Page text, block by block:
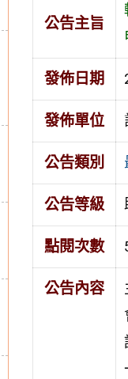
公告主旨
發佈日期
發佈單位
公告類別
公告等級
點閱次數
公告內容